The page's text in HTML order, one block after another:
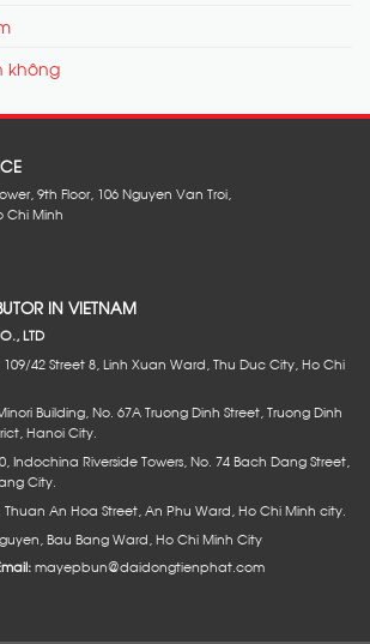
không
9th Floor, 106 Nguyen Van Troi,
Chi Minh
IN VIETNAM
LTD
109/42 Street 8, Linh Xuan Ward, Thu Duc City, Ho Chi
Building, No. 67A Truong Dinh Street, Truong Dinh
Hanoi City.
Indochina Riverside Towers, No. 74 Bach Dang Street,
City.
Thuan An Hoa Street, An Phu Ward, Ho Chi Minh city.
Bau Bang Ward, Ho Chi Minh City
mayepbun@daidongtienphat.com